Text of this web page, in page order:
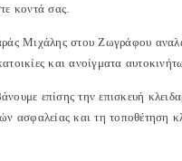
κοντά σας.
Μιχάλης στου Ζωγράφου
και ανοίγματα
επίσης την επισκευή
ασφαλείας και τη τοποθέτηση